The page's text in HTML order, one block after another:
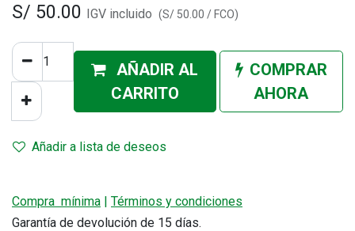
S/ 50.00 IGV incluido (S/ 50.00 / FCO)
AÑADIR AL
CARRITO
COMPRAR
AHORA
Añadir a lista de deseos
Compra mínima | Términos y condiciones
Garantía de devolución de 15 días.